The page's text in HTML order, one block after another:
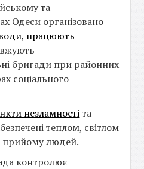
та
Одеси організовано
води, працюють
бригади при районних
соціального
незламностіта
теплом, світлом
прийому людей.
контролює